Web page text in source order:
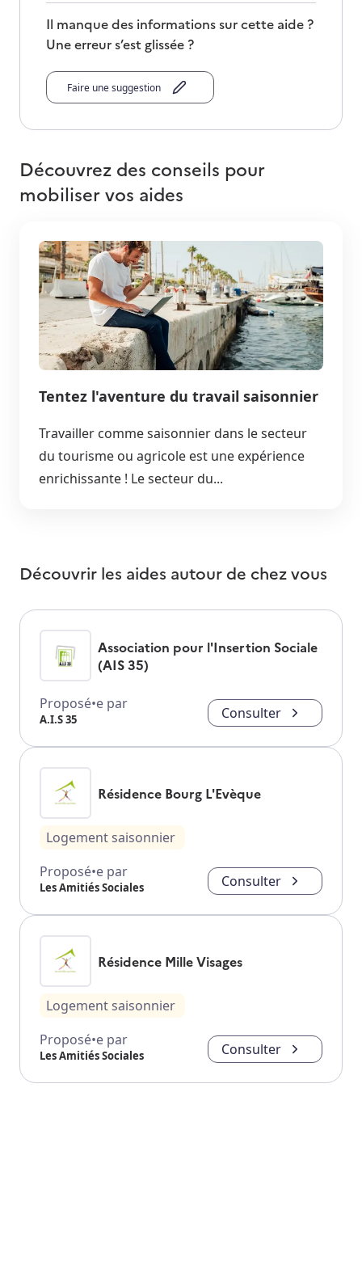
Il manque des informations sur cette aide ?
Une erreur s’est glissée ?
Faire une suggestion
Découvrez des conseils pour
mobiliser vos aides
Tentez l'aventure du travail saisonnier
Travailler comme saisonnier dans le secteur
du tourisme ou agricole est une expérience
enrichissante ! Le secteur du...
Découvrir les aides autour de chez vous
Association pour l'Insertion Sociale
(AIS 35)
Proposé•e par
A.I.S 35 Consulter
Résidence Bourg L'Evèque
Logement saisonnier
Proposé•e par
Les Amitiés Sociales Consulter
Résidence Mille Visages
Logement saisonnier
Proposé•e par
Les Amitiés Sociales Consulter